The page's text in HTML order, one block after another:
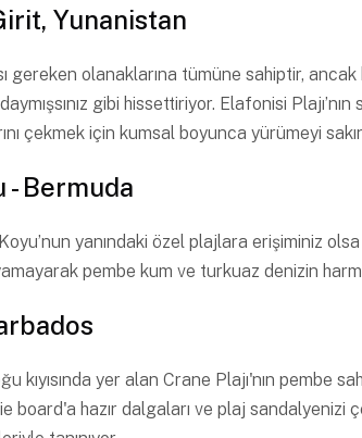
Yunanistan
gereken olanaklarına tümüne sahiptir,
gibi hissettiriyor. Elafonisi
çekmek için kumsal boyunca yürümeyi
- Bermuda
yanındaki özel plajlara erişiminiz
pembe kum ve turkuaz denizin
kıyısında yer alan Crane Plajı'nın pembe
board'a hazır dalgaları ve plaj sandalyenizi